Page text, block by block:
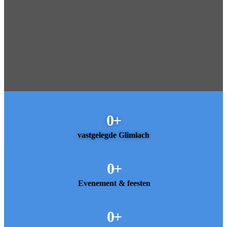
vastgelegde Glimlach
0+
Evenement & feesten
0+
0+